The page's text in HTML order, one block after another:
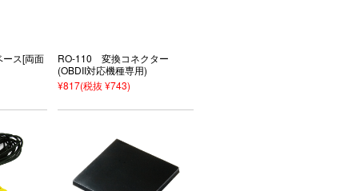
ス[両面
RO-110 変換コネクター
(OBDII対応機種専用)
¥817(税抜 ¥743)